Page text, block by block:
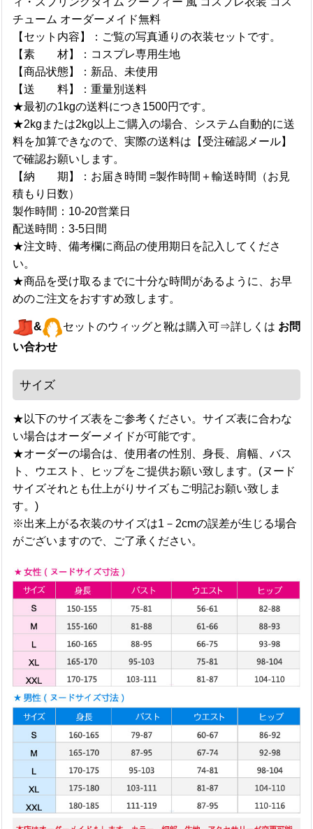
チューム オーダーメイド無料
【セット内容】：ご覧の写真通りの衣装セットです。
【素 材】：コスプレ専用生地
【商品状態】：新品、未使用
【送 料】：重量別送料
★最初の1kgの送料につき1500円です。
★2kgまたは2kg以上ご購入の場合、システム自動的に送
料を加算できなので、実際の送料は【受注確認メール】
で確認お願いします。
【納 期】：お届き時間 =製作時間＋輸送時間（お見
積もり日数）
製作時間：10-20営業日
配送時間：3-5日間
★注文時、備考欄に商品の使用期日を記入してくださ
い。
★商品を受け取るまでに十分な時間があるように、お早
めのご注文をおすすめ致します。
& セットのウィッグと靴は購入可⇒詳しくは お問
い合わせ
サイズ
★以下のサイズ表をご参考ください。サイズ表に合わな
い場合はオーダーメイドが可能です。
★オーダーの場合は、使用者の性別、身長、肩幅、バス
ト、ウエスト、ヒップをご提供お願い致します。(ヌード
サイズそれとも仕上がりサイズもご明記お願い致しま
す。)
※出来上がる衣装のサイズは1－2cmの誤差が生じる場合
がございますので、ご了承ください。